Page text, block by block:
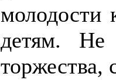
молодости
детям. Не
торжества,